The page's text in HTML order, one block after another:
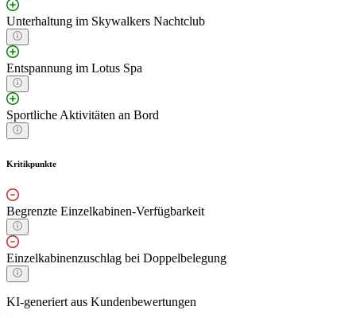
Unterhaltung im Skywalkers Nachtclub
Entspannung im Lotus Spa
Sportliche Aktivitäten an Bord
Kritikpunkte
Begrenzte Einzelkabinen-Verfügbarkeit
Einzelkabinenzuschlag bei Doppelbelegung
KI-generiert aus Kundenbewertungen